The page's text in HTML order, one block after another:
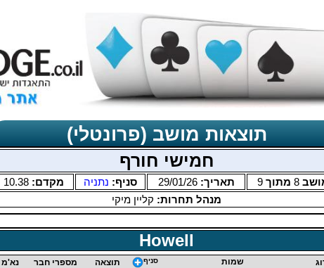
תוצאות מושב (פרונטלי)
חמישי חורף
8 מתוך 9 תאריך:29/01/26 סניף: נתניה מקדם: 10.38
מנהל תחרות: קליין מיקי
Howell
שמות סניף תוצאה מספרי חבר
נא'מ